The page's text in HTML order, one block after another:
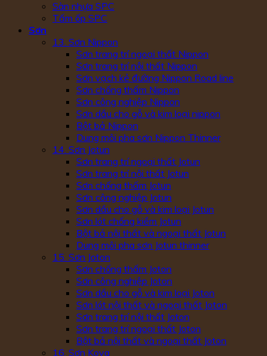
Sàn nhựa SPC
Tấm ốp SPC
Sơn
13. Sơn Nippon
Sơn trang trí ngoại thất Nippon
Sơn trang trí nội thất Nippon
Sơn vạch kẻ đường Nippon Road line
Sơn chống thấm Nippon
Sơn công nghiệp Nippon
Sơn dầu cho gỗ và kim loại nippon
Bột bả Nippon
Dung môi pha sơn Nippon Thinner
14. Sơn Jotun
Sơn trang trí ngoại thất Jotun
Sơn trang trí nội thất Jotun
Sơn chống thấm Jotun
Sơn công nghiệp Jotun
Sơn dầu cho gỗ và kim loại Jotun
Sơn lót chống kiềm Jotun
Bột bả nội thất và ngoại thất Jotun
Dung môi pha sơn Jotun thinner
15. Sơn Joton
Sơn chống thấm Joton
Sơn công nghiệp Joton
Sơn dầu cho gỗ và kim loại Joton
Sơn lót nội thất và ngoại thất Joton
Sơn trang trí nội thất Joton
Sơn trang trí ngoại thất Joton
Bột bả nội thất và ngoại thất Joton
16. Sơn Kova